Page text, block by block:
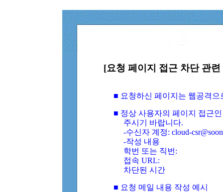
[요청 페이지 접근 차단 관
■ 요청하신 페이지는 웹공격
■ 정상 사용자의 페이지 접근
주시기 바랍니다.
-수신자 계정: cloud-
-작성 내용
학번 또는 직번:
접속 URL:
차단된 시간
■ 요청 메일 내용 작성 예시